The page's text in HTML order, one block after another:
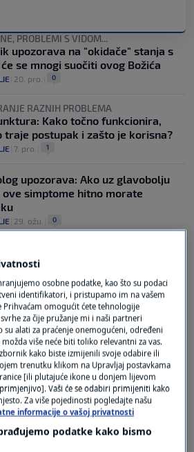
PROBLEMI S VIDOM...
upozorava na "okidače" stanja s
se mnogi suočiti ovog Božića
20. pro. 0
RAZNIH PROBLEMA
Kako točno funkcionira,
traje postupak i zašto je korisna?
7. pro. 1
upozorava: Ako uz glavobolju
ove simptome hitno morate
29. ožu. 0
Oglas
ublažiti migrenu?
|19. stu.| 0
osobne podatke, kao što su podaci
identifikatori, i pristupamo im na vašem
omogućit ćete tehnologije
za čije pružanje mi i naši partneri
alati za praćenje onemogućeni, određeni
više neće biti toliko relevantni za vas.
kako biste izmijenili svoje odabire ili
trenutku klikom na Upravljaj postavkama
[ili plutajuće ikone u donjem lijevom
Vaši će se odabiri primijeniti kako
Za više pojedinosti pogledajte našu
informacije o vašoj privatnosti
podatke kako bismo